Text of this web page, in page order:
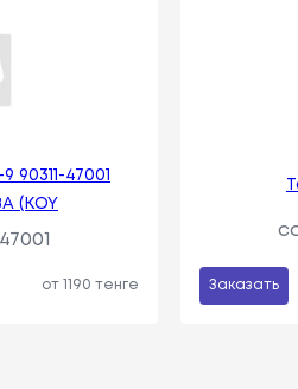
90311-47001
(KOY
от 1190 тенге Заказать